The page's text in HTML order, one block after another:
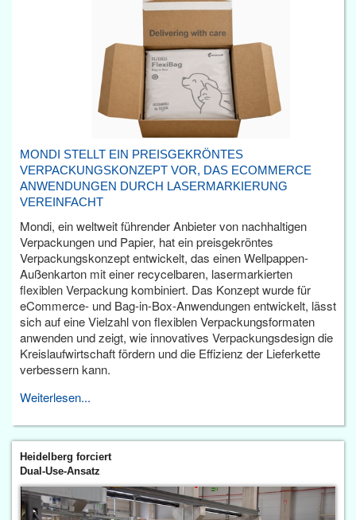
MONDI STELLT EIN PREISGEKRÖNTES
VERPACKUNGSKONZEPT VOR, DAS ECOMMERCE
ANWENDUNGEN DURCH LASERMARKIERUNG
VEREINFACHT
Mondi, ein weltweit führender Anbieter von nachhaltigen
Verpackungen und Papier, hat ein preisgekröntes
Verpackungskonzept entwickelt, das einen Wellpappen-
Außenkarton mit einer recycelbaren, lasermarkierten
flexiblen Verpackung kombiniert. Das Konzept wurde für
eCommerce- und Bag-in-Box-Anwendungen entwickelt, lässt
sich auf eine Vielzahl von flexiblen Verpackungsformaten
anwenden und zeigt, wie innovatives Verpackungsdesign die
Kreislaufwirtschaft fördern und die Effizienz der Lieferkette
verbessern kann.
Weiterlesen...
Heidelberg forciert
Dual-Use-Ansatz